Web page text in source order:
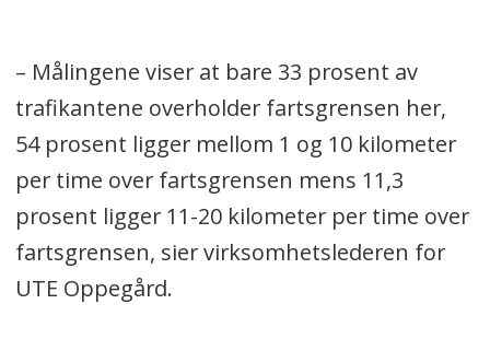
– Målingene viser at bare 33 prosent av
trafikantene overholder fartsgrensen her,
54 prosent ligger mellom 1 og 10 kilometer
per time over fartsgrensen mens 11,3
prosent ligger 11-20 kilometer per time over
fartsgrensen, sier virksomhetslederen for
UTE Oppegård.